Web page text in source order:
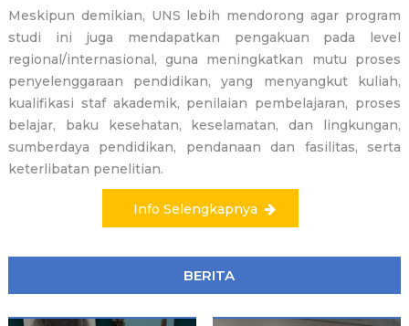
Meskipun demikian, UNS lebih mendorong agar program
studi ini juga mendapatkan pengakuan pada level
regional/internasional, guna meningkatkan mutu proses
penyelenggaraan pendidikan, yang menyangkut kuliah,
kualifikasi staf akademik, penilaian pembelajaran, proses
belajar, baku kesehatan, keselamatan, dan lingkungan,
sumberdaya pendidikan, pendanaan dan fasilitas, serta
keterlibatan penelitian.
Info Selengkapnya
BERITA